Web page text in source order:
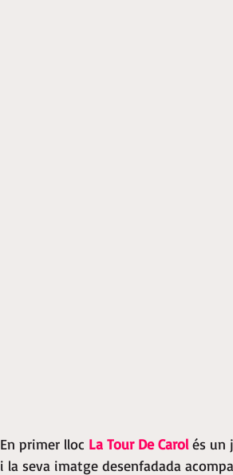
En primer lloc La Tour De Carol és un
i la seva imatge desenfadada